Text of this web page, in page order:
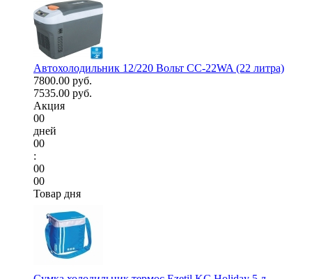
Автохолодильник 12/220 Вольт CC-22WA (22 литра)
7800.00 руб.
7535.00 руб.
Акция
00
дней
00
:
00
00
Товар дня